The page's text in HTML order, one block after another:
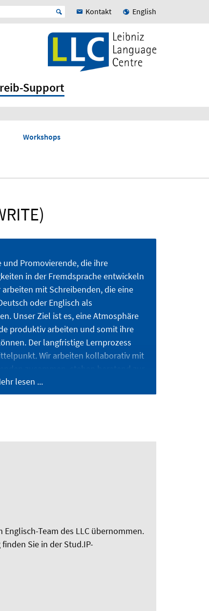
Kontakt English
Support
Workshops
Promovierende, die ihre
in der Fremdsprache entwickeln
mit Schrei­benden, die eine
oder Englisch als
Unser Ziel ist es, eine Atmosphäre
produktiv arbeiten und somit ihre
Der langfristige Lernprozess
Wir arbeiten kollaborativ mit
zusammen, stehen beratend zur
der individuellen Arbeitspro­zesse.
Team Internationales Schreiben
lesen ...
Team des LLC übernommen.
Sie in der Stud.IP-